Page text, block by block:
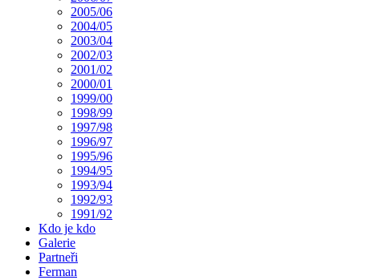
2005/06
2004/05
2003/04
2002/03
2001/02
2000/01
1999/00
1998/99
1997/98
1996/97
1995/96
1994/95
1993/94
1992/93
1991/92
Kdo je kdo
Galerie
Partneři
Ferman